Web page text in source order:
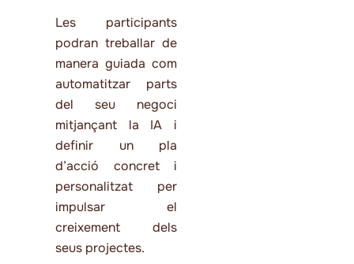
Les participants
podran treballar de
manera guiada com
automatitzar parts
del seu negoci
mitjançant la IA i
definir un pla
d’acció concret i
personalitzat per
impulsar el
creixement dels
seus projectes.